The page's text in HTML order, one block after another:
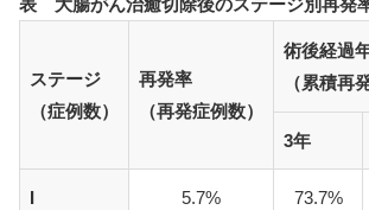
表 大腸がん治癒切除後のステージ別再発
ステージ
（症例数）
再発率
（再発症例数）
術後経過
（累積再
3年
I
5.7%
73.7%